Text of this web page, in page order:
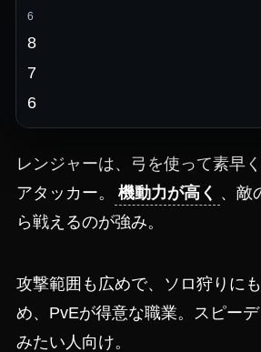
6
8
7
6
レンジャーは、弓を使って素早
アタッカー。
機動力が高く 、敵
ら戦えるのが強み。
攻撃範囲も広めで、ソロ狩りに
め、PvEが得意な職業。スピー
みたい人向け。